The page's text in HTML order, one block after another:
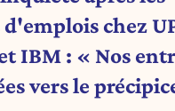
précipice »
chez
IBM : « Nos
vers le